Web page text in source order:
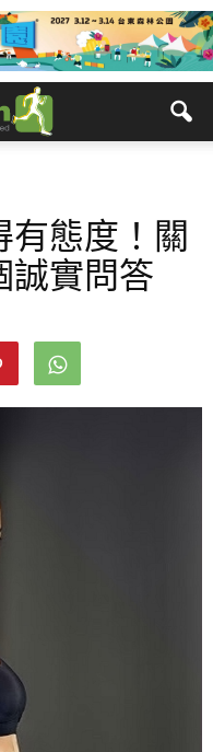
態度！關
誠實問答